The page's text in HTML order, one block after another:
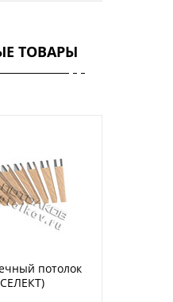
ТОВАРЫ
потолок